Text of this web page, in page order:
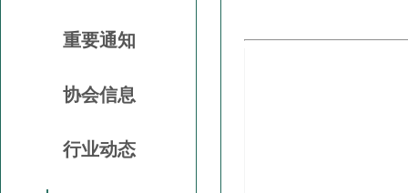
重要通知
协会信息
行业动态